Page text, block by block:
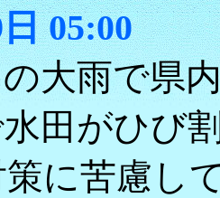
05:00
大雨で県
田がひび
に苦慮し